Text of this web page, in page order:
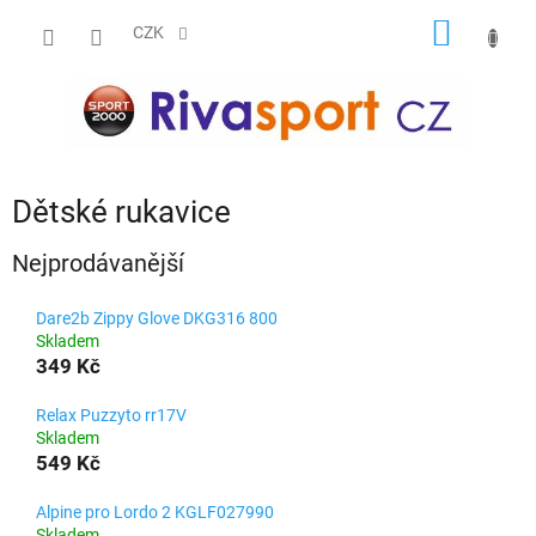
CZK
Dětské rukavice
Nejprodávanější
Dare2b Zippy Glove DKG316 800
Skladem
349 Kč
Relax Puzzyto rr17V
Skladem
549 Kč
Alpine pro Lordo 2 KGLF027990